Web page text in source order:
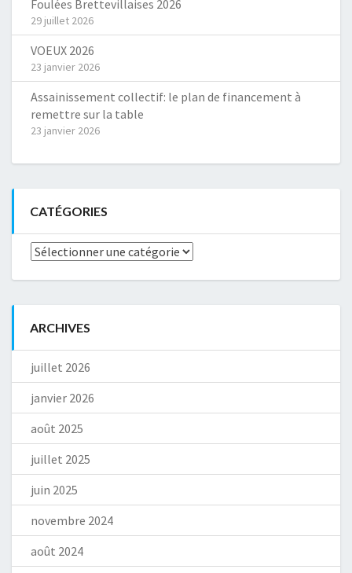
Foulées Brettevillaises 2026
29 juillet 2026
VOEUX 2026
23 janvier 2026
Assainissement collectif: le plan de financement à
remettre sur la table
23 janvier 2026
CATÉGORIES
Catégories
ARCHIVES
juillet 2026
janvier 2026
août 2025
juillet 2025
juin 2025
novembre 2024
août 2024